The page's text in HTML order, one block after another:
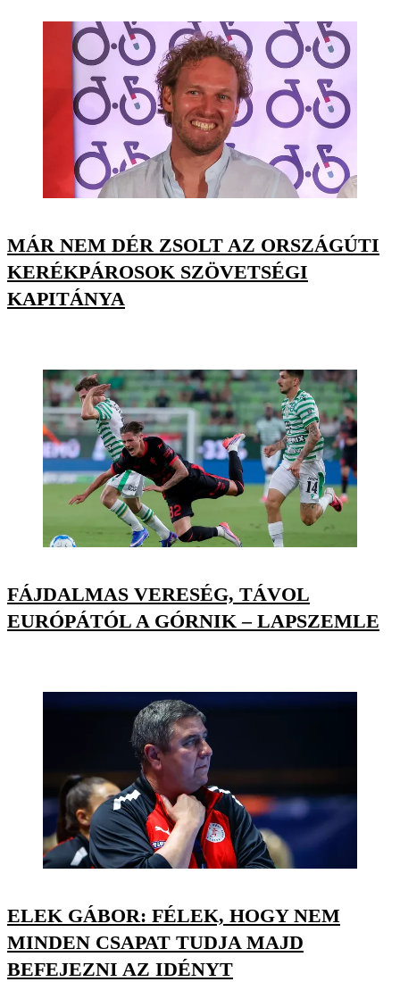
MÁR NEM DÉR ZSOLT AZ ORSZÁGÚTI
KERÉKPÁROSOK SZÖVETSÉGI
KAPITÁNYA
FÁJDALMAS VERESÉG, TÁVOL
EURÓPÁTÓL A GÓRNIK – LAPSZEMLE
ELEK GÁBOR: FÉLEK, HOGY NEM
MINDEN CSAPAT TUDJA MAJD
BEFEJEZNI AZ IDÉNYT